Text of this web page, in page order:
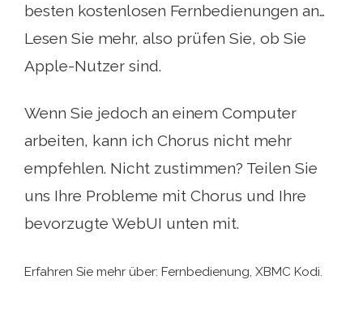
besten kostenlosen Fernbedienungen an…
Lesen Sie mehr, also prüfen Sie, ob Sie
Apple-Nutzer sind.
Wenn Sie jedoch an einem Computer
arbeiten, kann ich Chorus nicht mehr
empfehlen. Nicht zustimmen? Teilen Sie
uns Ihre Probleme mit Chorus und Ihre
bevorzugte WebUI unten mit.
Erfahren Sie mehr über: Fernbedienung, XBMC Kodi.